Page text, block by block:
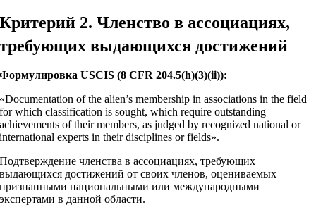
Критерий 2. Членство в ассоциациях,
требующих выдающихся достижений
Формулировка USCIS (8 CFR 204.5(h)(3)(ii)):
«Documentation of the alien’s membership in associations in the field
for which classification is sought, which require outstanding
achievements of their members, as judged by recognized national or
international experts in their disciplines or fields».
Подтверждение членства в ассоциациях, требующих
выдающихся достижений от своих членов, оцениваемых
признанными национальными или международными
экспертами в данной области.